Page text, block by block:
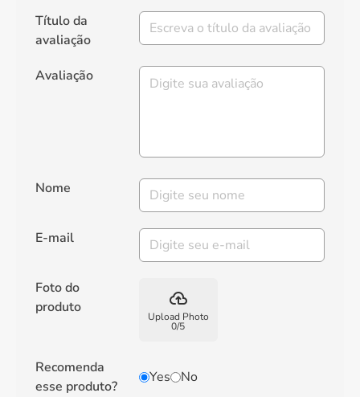
Título da
avaliação
Avaliação
Nome
E-mail
Foto do
produto
backup
Upload Photo
0/5
Recomenda
esse produto?
Yes No